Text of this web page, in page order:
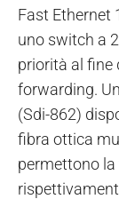
Fast Ethernet
uno switch a
priorità al fine
forwarding.
(Sdi-862)
fibra ottica
permettono